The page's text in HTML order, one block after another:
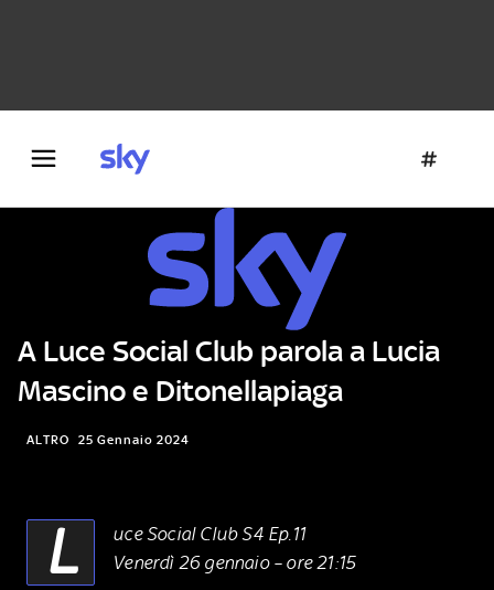
A Luce Social Club parola a Lucia
Mascino e Ditonellapiaga
ALTRO 25 Gennaio 2024
L
uce Social Club S4 Ep.11
Venerdì 26 gennaio – ore 21:15